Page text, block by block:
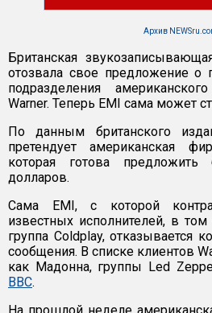
Архив
Британская
отозвала свое предложение о
подразделения
Warner. Теперь EMI сама может
По данным британского
претендует американская
которая готова
долларов.
Сама EMI, с которой
известных исполнителей, в
группа Coldplay, отказывается
сообщения. В списке клиентов
как Мадонна, группы Led
ВВС.
На прошлой неделе